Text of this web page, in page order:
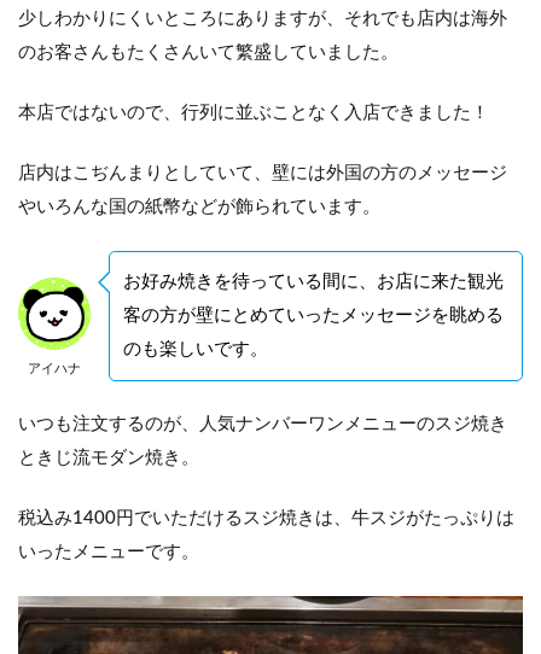
少しわかりにくいところにありますが、それでも店内は海外
のお客さんもたくさんいて繁盛していました。
本店ではないので、行列に並ぶことなく入店できました！
店内はこぢんまりとしていて、壁には外国の方のメッセージ
やいろんな国の紙幣などが飾られています。
アイハナ
お好み焼きを待っている間に、お店に来た観光
客の方が壁にとめていったメッセージを眺める
のも楽しいです。
いつも注文するのが、人気ナンバーワンメニューのスジ焼き
ときじ流モダン焼き。
税込み1400円でいただけるスジ焼きは、牛スジがたっぷりは
いったメニューです。